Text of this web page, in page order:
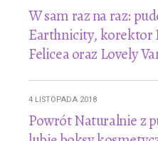
W sam raz na raz:
Earthnicity, korektor
Felicea oraz Lovely
4 LISTOPADA 2018
Powrót Naturalnie z